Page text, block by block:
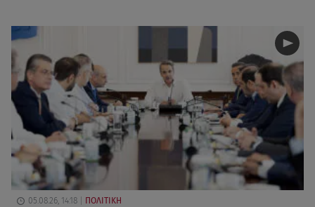
05.08.26, 14:18 ΠΟΛΙΤΙΚΗ